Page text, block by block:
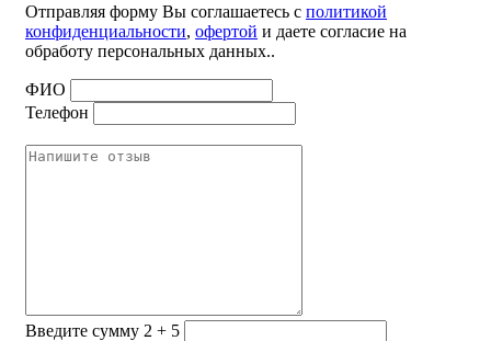
Отправляя форму Вы соглашаетесь с политикой
конфиденциальности, офертой и даете согласие на
обработу персональных данных..
ФИО
Телефон
Введите сумму 2 + 5